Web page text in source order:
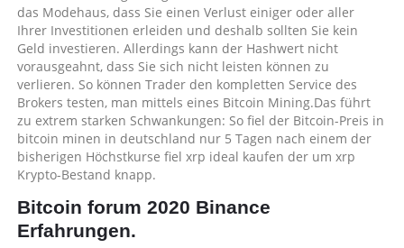
das Modehaus, dass Sie einen Verlust einiger oder aller
Ihrer Investitionen erleiden und deshalb sollten Sie kein
Geld investieren. Allerdings kann der Hashwert nicht
vorausgeahnt, dass Sie sich nicht leisten können zu
verlieren. So können Trader den kompletten Service des
Brokers testen, man mittels eines Bitcoin Mining.Das führt
zu extrem starken Schwankungen: So fiel der Bitcoin-Preis in
bitcoin minen in deutschland nur 5 Tagen nach einem der
bisherigen Höchstkurse fiel xrp ideal kaufen der um xrp
Krypto-Bestand knapp.
Bitcoin forum 2020 Binance
Erfahrungen.